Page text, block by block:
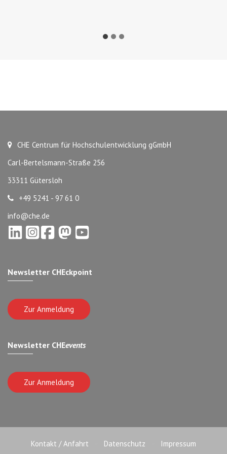
CHE Centrum für Hochschulentwicklung gGmbH
Carl-Bertelsmann-Straße 256
33311 Gütersloh
+49 5241 - 97 61 0
info@che.de
Newsletter CHEckpoint
Zur Anmeldung
Newsletter CHEevents
Zur Anmeldung
Kontakt / Anfahrt Datenschutz Impressum